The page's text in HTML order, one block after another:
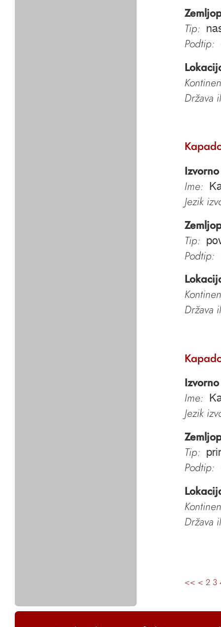
Tip:
Podtip:
Država
Ime:
Jezik
Tip:
Podtip:
Država
Ime:
Jezik
Tip:
Podtip:
Država
<< < 2 3